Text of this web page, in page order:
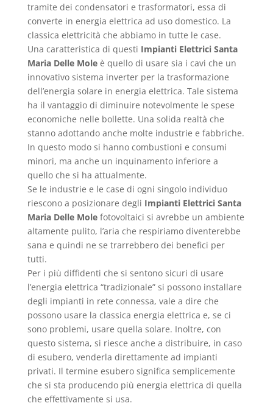
tramite dei condensatori e trasformatori, essa di
converte in energia elettrica ad uso domestico. La
classica elettricità che abbiamo in tutte le case.
Una caratteristica di questi Impianti Elettrici Santa
Maria Delle Moleè quello di usare sia i cavi che un
innovativo sistema inverter per la trasformazione
dell’energia solare in energia elettrica. Tale sistema
ha il vantaggio di diminuire notevolmente le spese
economiche nelle bollette. Una solida realtà che
stanno adottando anche molte industrie e fabbriche.
In questo modo si hanno combustioni e consumi
minori, ma anche un inquinamento inferiore a
quello che si ha attualmente.
Se le industrie e le case di ogni singolo individuo
riescono a posizionare degli Impianti Elettrici Santa
Maria Delle Molefotovoltaici si avrebbe un ambiente
altamente pulito, l’aria che respiriamo diventerebbe
sana e quindi ne se trarrebbero dei benefici per
tutti.
Per i più diffidenti che si sentono sicuri di usare
l’energia elettrica “tradizionale” si possono installare
degli impianti in rete connessa, vale a dire che
possono usare la classica energia elettrica e, se ci
sono problemi, usare quella solare. Inoltre, con
questo sistema, si riesce anche a distribuire, in caso
di esubero, venderla direttamente ad impianti
privati. Il termine esubero significa semplicemente
che si sta producendo più energia elettrica di quella
che effettivamente si usa.